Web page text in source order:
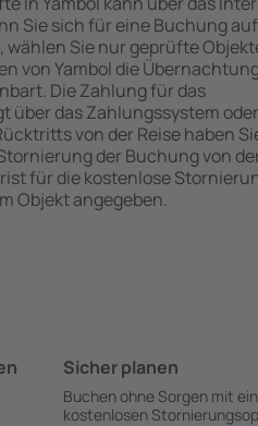
Sie sich für eine Buchung auf
wählen Sie nur geprüfte
von Yambol die
Die Zahlung für das
über das Zahlungssystem
von der Reise haben
der Buchung von
für die kostenlose
Objekt angegeben.
Sicher planen
Buchen ohne Sorgen mit
kostenlosen